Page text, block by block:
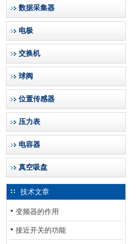
数据采集器
电极
交换机
球阀
位置传感器
压力表
电容器
真空吸盘
技术文章
变频器的作用
接近开关的功能